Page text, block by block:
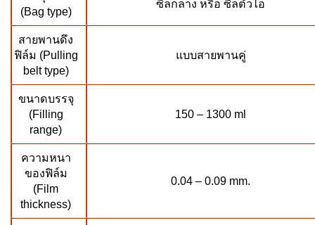
(Bag type)
ซีลกลาง หรือ ซีลตัวไอ
สายพานดึง
ฟิล์ม (Pulling
belt type)
แบบสายพานคู่
ขนาดบรรจุ
(Filling
range)
150 – 1300 ml
ความหนา
ของฟิล์ม
(Film
thickness)
0.04 – 0.09 mm.